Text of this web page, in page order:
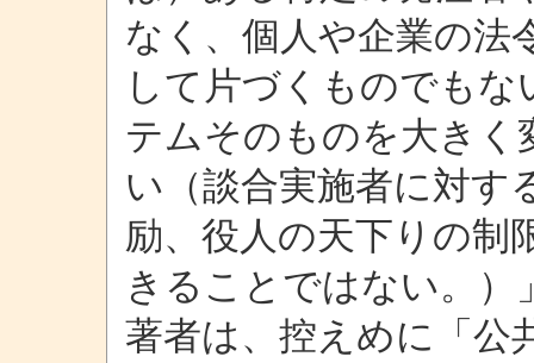
なく、個人や企業の法
して片づくものでも
テムそのものを大き
い（談合実施者に対す
励、役人の天下りの制
きることではない。）
著者は、控えめに「公